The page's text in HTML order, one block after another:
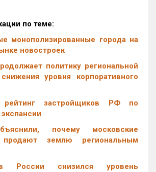
по теме:
монополизированные города на
новостроек
политику региональной
уровня корпоративного
рейтинг застройщиков РФ по
почему московские
продают землю региональным
России снизился уровень